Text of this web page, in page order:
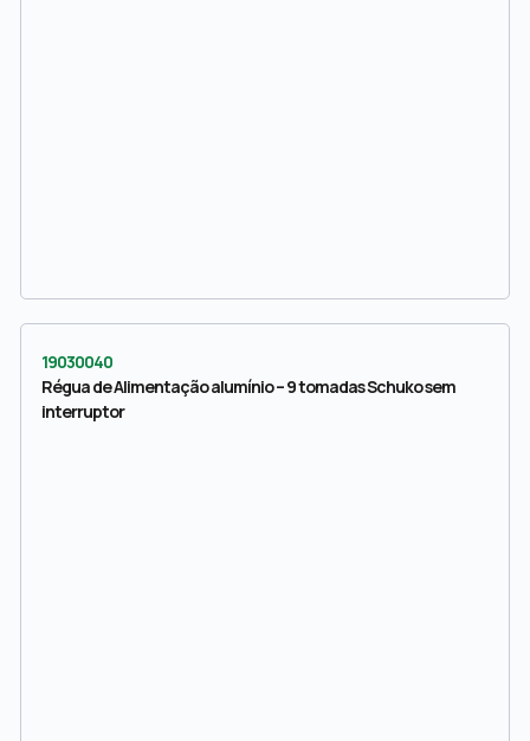
19030040
Régua de Alimentação alumínio – 9 tomadas Schuko sem
interruptor